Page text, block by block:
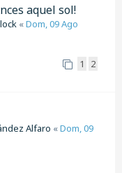
aquel sol!
«Dom, 09 Ago
1 2
Alfaro «Dom, 09